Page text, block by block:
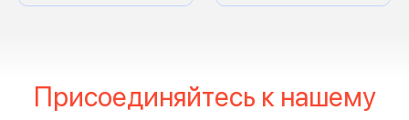
Присоединяйтесь к нашему